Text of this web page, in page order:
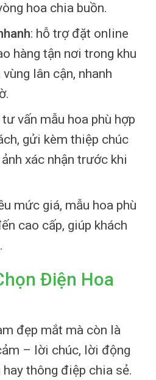
hoa chia buồn.
: hỗ trợ đặt online
hàng tận nơi trong khu
lân cận, nhanh
tư vấn mẫu hoa phù hợp
gửi kèm thiệp chúc
xác nhận trước khi
mức giá, mẫu hoa phù
cao cấp, giúp khách
Điện Hoa
đẹp mắt mà còn là
– lời chúc, lời động
thông điệp chia sẻ.